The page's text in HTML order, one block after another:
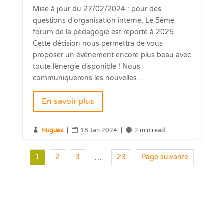
Mise à jour du 27/02/2024 : pour des
questions d'organisation interne, Le 5ème
forum de la pédagogie est reporté à 2025.
Cette décision nous permettra de vous
proposer un événement encore plus beau avec
toute l’énergie disponible ! Nous
communiquerons les nouvelles...
En savoir plus
 Hugues  18 Jan 2024  2 min read
1 2 3 … 23 Page suivante